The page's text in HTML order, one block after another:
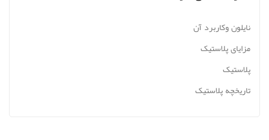
نایلون وکاربرد آن
مزایای پلاستیک
پلاستیک
تاریخچه پلاستیک